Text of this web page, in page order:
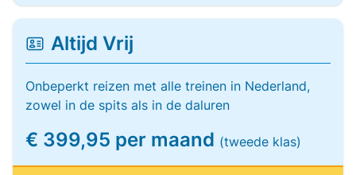
Altijd Vrij
Onbeperkt reizen met alle treinen in Nederland,
zowel in de spits als in de daluren
€ 399,95 per maand (tweede klas)